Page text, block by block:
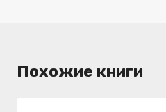
Похожие книги